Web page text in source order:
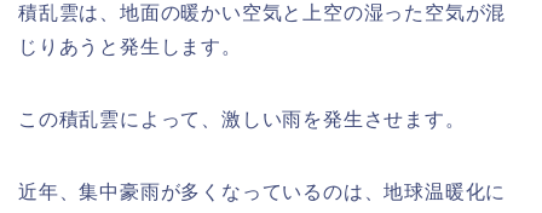
積乱雲は、地面の暖かい空気と上空の湿った空気が混
じりあうと発生します。
この積乱雲によって、激しい雨を発生させます。
近年、集中豪雨が多くなっているのは、地球温暖化に